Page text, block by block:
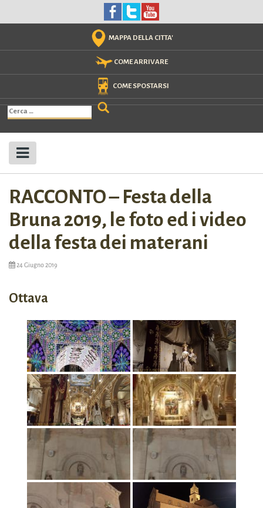
MAPPA DELLA CITTA'
COME ARRIVARE
COME SPOSTARSI
Ricerca
per:
RACCONTO – Festa della
Bruna 2019, le foto ed i video
della festa dei materani
24 Giugno 2019
Ottava